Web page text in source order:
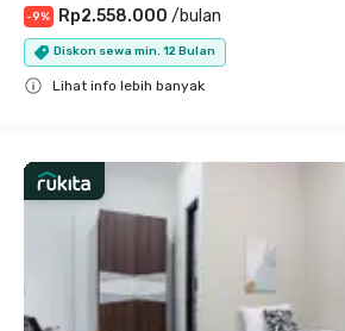
-9% Rp2.558.000 /bulan
Diskon sewa min. 12 Bulan
Lihat info lebih banyak